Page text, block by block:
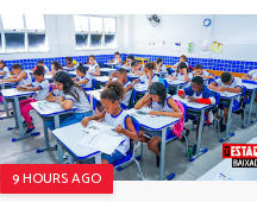
9 HOURS AGO